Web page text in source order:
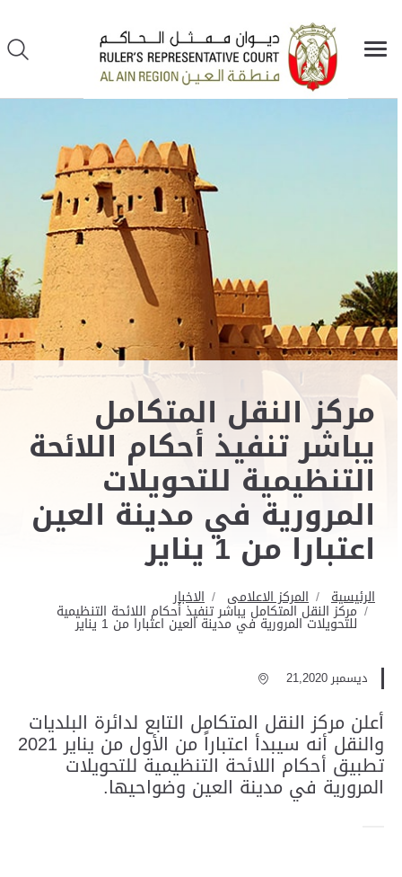
مركز النقل المتكامل
يباشر تنفيذ أحكام اللائحة
التنظيمية للتحويلات
المرورية في مدينة العين
اعتبارا من 1 يناير
الرئيسية المركز الاعلامى الاخبار
مركز النقل المتكامل يباشر تنفيذ أحكام اللائحة التنظيمية
للتحويلات المرورية في مدينة العين اعتبارا من 1 يناير
ديسمبر 21,2020
أعلن مركز النقل المتكامل التابع لدائرة البلديات
والنقل أنه سيبدأ اعتباراً من الأول من يناير 2021
تطبيق أحكام اللائحة التنظيمية للتحويلات
المرورية في مدينة العين وضواحيها.